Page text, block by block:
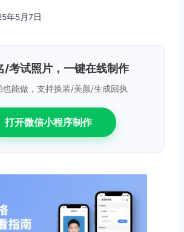
年5月7日
/考试照片，一键在线制作
也能做，支持换装/美颜/生成回执
打开微信小程序制作